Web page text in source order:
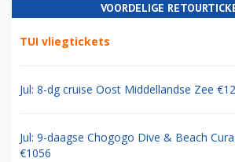
VOORDELIGE
TUI vliegtickets
Jul: 8-dg cruise Oost Middellandse Zee
Jul: 9-daagse Chogogo Dive & Beach
€1056